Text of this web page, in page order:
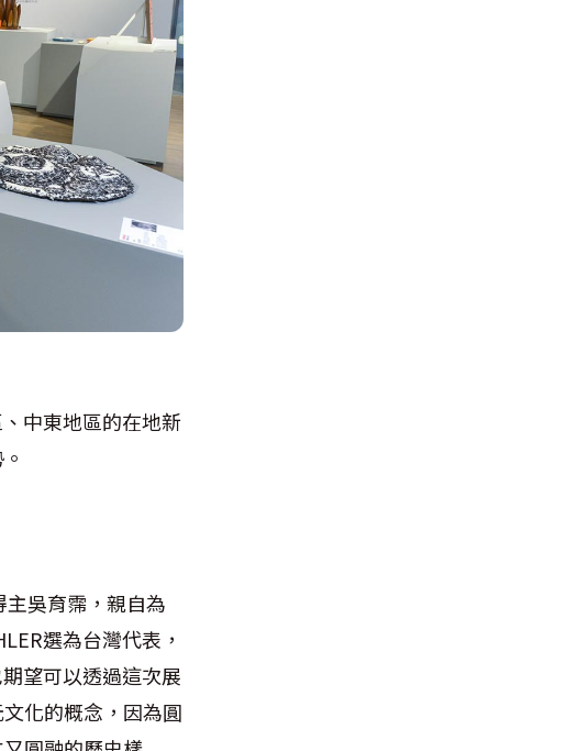
中東地區的在地新
吳育霈，親自為
選為台灣代表，
望可以透過這次展
化的概念，因為圓